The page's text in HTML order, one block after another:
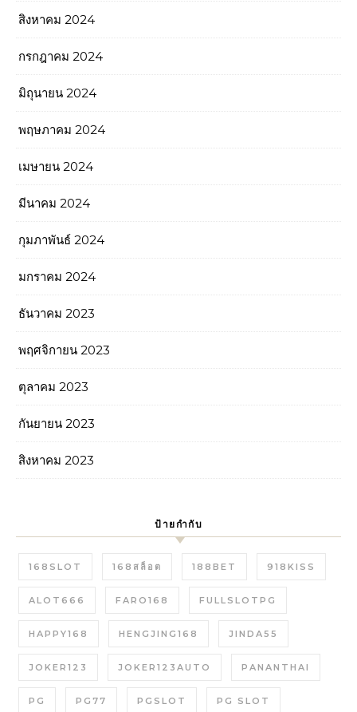
สิงหาคม 2024
กรกฎาคม 2024
มิถุนายน 2024
พฤษภาคม 2024
เมษายน 2024
มีนาคม 2024
กุมภาพันธ์ 2024
มกราคม 2024
ธันวาคม 2023
พฤศจิกายน 2023
ตุลาคม 2023
กันยายน 2023
สิงหาคม 2023
ป้ายกำกับ
168SLOT 168สล็อต 188BET 918KISS
ALOT666 FARO168 FULLSLOTPG
HAPPY168 HENGJING168 JINDA55
JOKER123 JOKER123AUTO PANANTHAI
PG PG77 PGSLOT PG SLOT